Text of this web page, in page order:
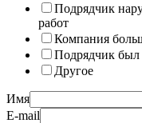
Подрядчик
работ
Компания
Подрядчик был
Другое
Имя
E-mail